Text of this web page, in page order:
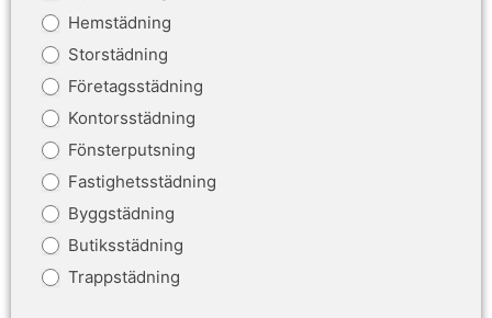
Hemstädning
Storstädning
Företagsstädning
Kontorsstädning
Fönsterputsning
Fastighetsstädning
Byggstädning
Butiksstädning
Trappstädning